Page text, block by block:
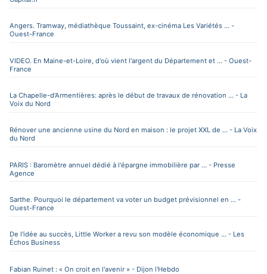
Angers. Tramway, médiathèque Toussaint, ex-cinéma Les Variétés ... -
Ouest-France
VIDEO. En Maine-et-Loire, d'où vient l'argent du Département et ... - Ouest-
France
La Chapelle-d'Armentières: après le début de travaux de rénovation ... - La
Voix du Nord
Rénover une ancienne usine du Nord en maison : le projet XXL de ... - La Voix
du Nord
PARIS : Baromètre annuel dédié à l'épargne immobilière par ... - Presse
Agence
Sarthe. Pourquoi le département va voter un budget prévisionnel en ... -
Ouest-France
De l'idée au succès, Little Worker a revu son modèle économique ... - Les
Échos Business
Fabian Ruinet : « On croit en l'avenir » - Dijon l'Hebdo